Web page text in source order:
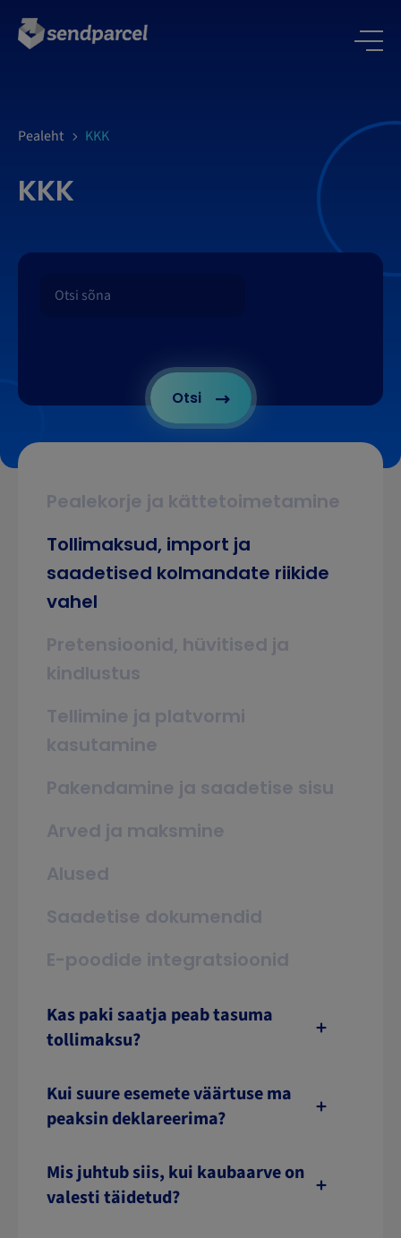
Pealeht KKK
KKK
Otsi
Pealekorje ja kättetoimetamine
Tollimaksud, import ja
saadetised kolmandate riikide
vahel
Pretensioonid, hüvitised ja
kindlustus
Tellimine ja platvormi
kasutamine
Pakendamine ja saadetise sisu
Arved ja maksmine
Alused
Saadetise dokumendid
E-poodide integratsioonid
Kas paki saatja peab tasuma
tollimaksu?
Kui suure esemete väärtuse ma
peaksin deklareerima?
Mis juhtub siis, kui kaubaarve on
valesti täidetud?